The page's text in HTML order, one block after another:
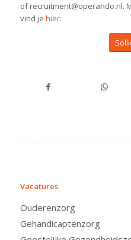
ofrecruitment@operando.nl.
vind je hier.
Vacatures
Ouderenzorg
Gehandicaptenzorg